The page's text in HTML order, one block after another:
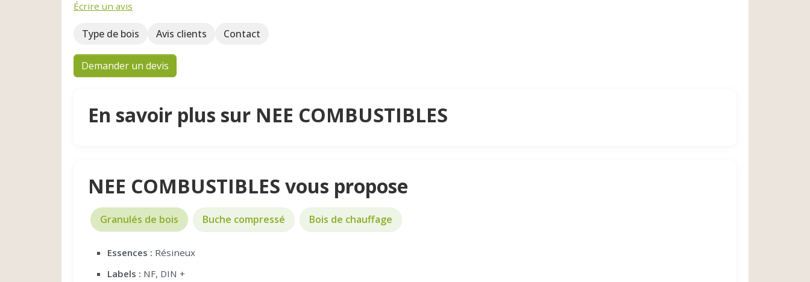
Écrire un avis
Type de bois Avis clients Contact
Demander un devis
En savoir plus sur NEE COMBUSTIBLES
NEE COMBUSTIBLES vous propose
Granulés de bois Buche compressé Bois de chauffage
Essences : Résineux
Labels : NF, DIN +